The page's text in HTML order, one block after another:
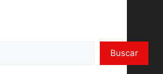
Buscar